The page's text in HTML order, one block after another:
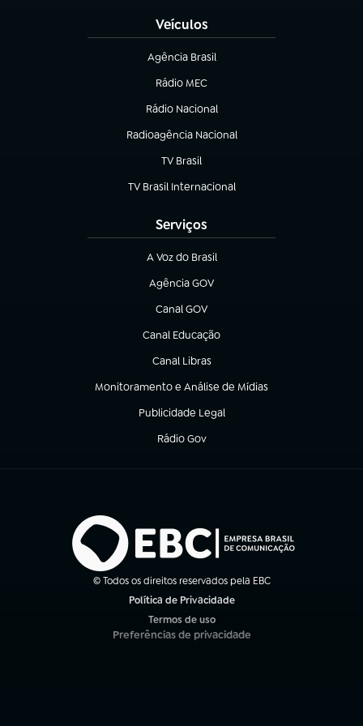
Veículos
Agência Brasil
(abre em nova aba)
Rádio MEC
(abre em nova aba)
Rádio Nacional
Radioagência Nacional
(abre em nova aba)
TV Brasil
(abre em nova aba)
TV Brasil Internacional
(abre em nova aba)
Serviços
A Voz do Brasil
(abre em nova aba)
Agência GOV
(abre em nova aba)
Canal GOV
(abre em nova aba)
Canal Educação
(abre em nova aba)
Canal Libras
(abre em nova aba)
Monitoramento e Análise de Mídias
(abre em nova aba)
Publicidade Legal
(abre em nova aba)
Rádio Gov
(abre em nova aba)
© Todos os direitos reservados pela EBC
Política de Privacidade
Termos de uso
(abre em nova aba)
Preferências de privacidade